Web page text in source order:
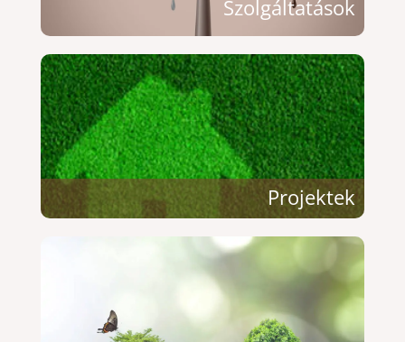
Szolgáltatások
Projektek